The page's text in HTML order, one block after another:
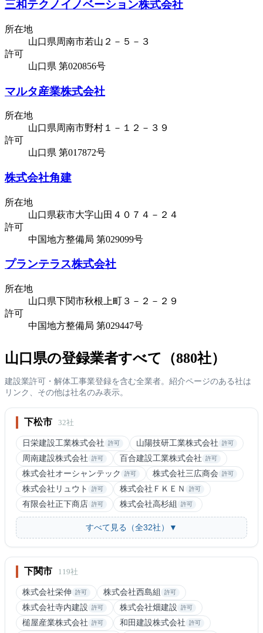
三和テクノイノベーション株式会社
所在地
山口県周南市若山２－５－３
許可
山口県 第020856号
マルタ産業株式会社
所在地
山口県周南市野村１－１２－３９
許可
山口県 第017872号
株式会社角建
所在地
山口県萩市大字山田４０７４－２４
許可
中国地方整備局 第029099号
プランテラス株式会社
所在地
山口県下関市秋根上町３－２－２９
許可
中国地方整備局 第029447号
山口県の登録業者すべて（880社）
建設業許可・解体工事業登録を含む全業者。紹介ページのある社は
リンク、その他は社名のみ表示。
下松市 32社
日栄建設工業株式会社 許可 山陽技研工業株式会社 許可
周南建設株式会社 許可 百合建設工業株式会社 許可
株式会社オーシャンテック 許可 株式会社三広商会 許可
株式会社リュウト 許可 株式会社ＦＫＥＮ 許可
有限会社正下商店 許可 株式会社高杉組 許可
すべて見る（全32社）▼
下関市 119社
株式会社栄伸 許可 株式会社西島組 許可
株式会社寺内建設 許可 株式会社畑建設 許可
槌屋産業株式会社 許可 和田建設株式会社 許可